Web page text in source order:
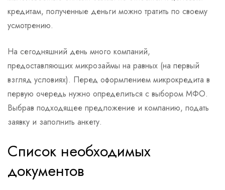
кредитам, полученные деньги можно тратить по своему
усмотрению.
На сегодняшний день много компаний,
предоставляющих микрозаймы на равных (на первый
взгляд условиях). Перед оформлением микрокредита в
первую очередь нужно определиться с выбором МФО.
Выбрав подходящее предложение и компанию, подать
заявку и заполнить анкету.
Список необходимых
документов